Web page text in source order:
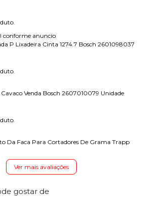
conforme anuncio
P Lixadeira Cinta 1274.7 Bosch 2601098037
Venda Bosch 2607010079 Unidade
Da Faca Para Cortadores De Grama Trapp
Ver mais avaliações
gostar de